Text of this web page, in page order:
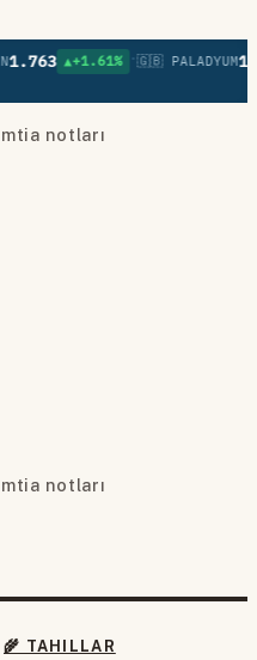
1.763 ▲+1.61% • 🇬🇧 PALADYUM
notları
notları
🌾 TAHILLAR